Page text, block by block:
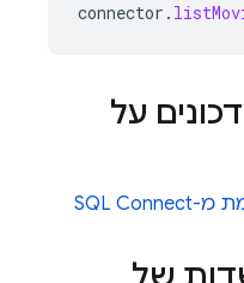
connector .
על
מ-SQL Connect